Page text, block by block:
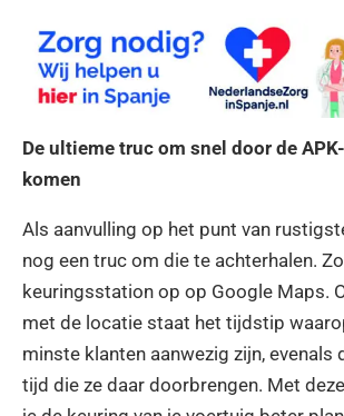
De ultieme truc om snel door de
komen
Als aanvulling op het punt van
nog een truc om die te achterhalen.
keuringsstation op op Google Maps.
met de locatie staat het tijdstip
minste klanten aanwezig zijn, evenals
tijd die ze daar doorbrengen. Met